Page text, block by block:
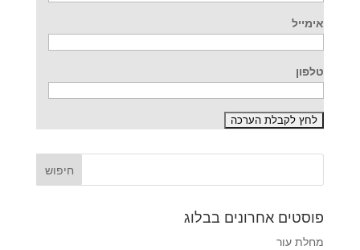
אימייל
טלפון
פוסטים אחרונים בבלוג
מחלת עור